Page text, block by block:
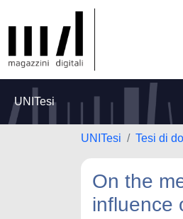
UNITesi
UNITesi Tesi di
On the
influence